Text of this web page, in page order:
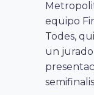
equipo
Todes,
un